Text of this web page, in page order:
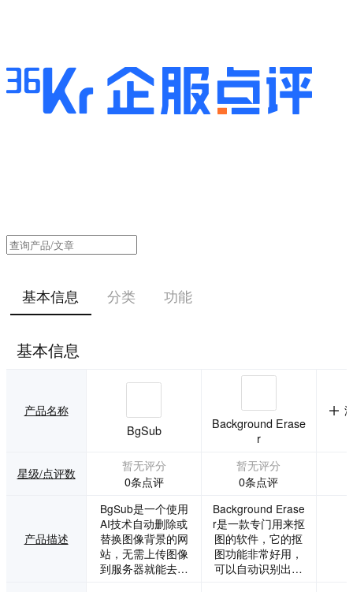
基本信息 分类 功能
基本信息
产品名称
BgSub
Background Erase
r
星级/点评数
暂无评分
0条点评
暂无评分
0条点评
产品描述
BgSub是一个使用
AI技术自动删除或
替换图像背景的网
站，无需上传图像
到服务器就能去除
Background Erase
r是一款专门用来抠
图的软件，它的抠
图功能非常好用，
可以自动识别出图